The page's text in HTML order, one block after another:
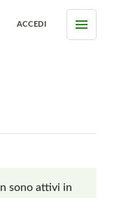
ACCEDI
Menu
sono attivi in